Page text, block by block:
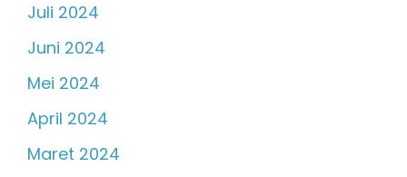
Juli 2024
Juni 2024
Mei 2024
April 2024
Maret 2024